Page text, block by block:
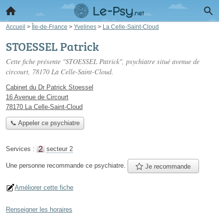
Accueil > Île-de-France > Yvelines > La Celle-Saint-Cloud
STOESSEL Patrick
Cette fiche présente "STOESSEL Patrick", psychiatre situé avenue de
circourt, 78170 La Celle-Saint-Cloud.
Cabinet du Dr Patrick Stoessel
16 Avenue de Circourt
78170 La Celle-Saint-Cloud
📞 Appeler ce psychiatre
Services : secteur 2
Une personne recommande ce psychiatre. Je recommande
Améliorer cette fiche
Renseigner les horaires